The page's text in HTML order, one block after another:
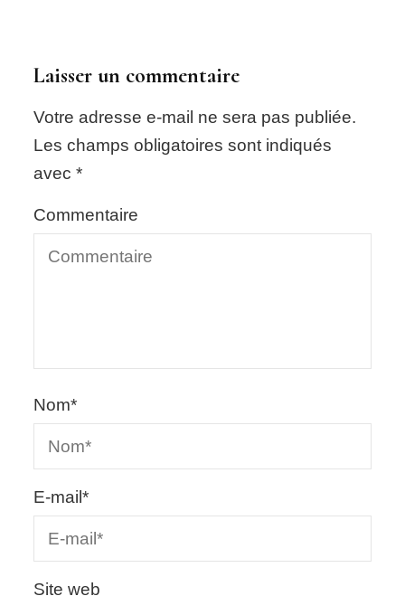
Laisser un commentaire
Votre adresse e-mail ne sera pas publiée.
Les champs obligatoires sont indiqués
avec*
Commentaire
Nom*
E-mail*
Site web